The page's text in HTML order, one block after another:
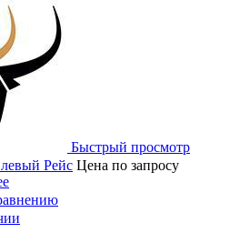
Быстрый просмотр
Рейс Цена по запросу